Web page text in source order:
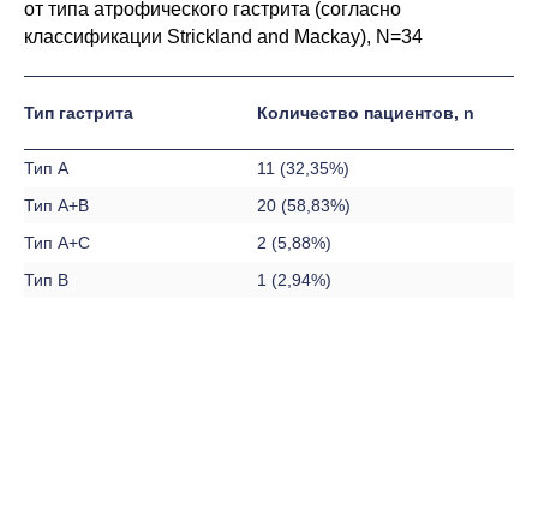
от типа атрофического гастрита (согласно
классификации Strickland and Mackay), N=34
Тип гастрита Количество пациентов, n
Тип А
11 (32,35%)
Тип А+В
20 (58,83%)
Тип А+С
2 (5,88%)
Тип В
1 (2,94%)